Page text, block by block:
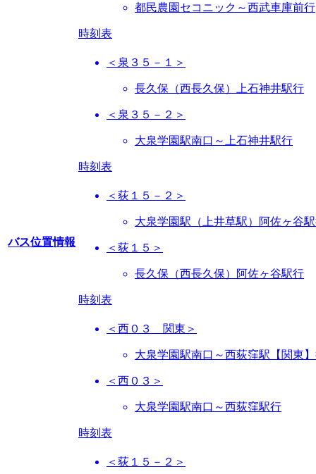
都民農園セコニック～西武車庫前行
時刻表
バス位置情報
＜泉３５－１＞
長久保（西長久保）上石神井駅行
＜泉３５－２＞
大泉学園駅南口～上石神井駅行
時刻表
＜荻１５－２＞
大泉学園駅（上井草駅）阿佐ヶ谷
＜荻１５＞
長久保（西長久保）阿佐ヶ谷駅行
時刻表
＜西０３ 関東＞
大泉学園駅南口～西荻窪駅【関東
＜西０３＞
大泉学園駅南口～西荻窪駅行
時刻表
＜荻１５－２＞